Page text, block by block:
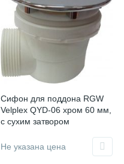
Сифон для поддона RGW
Velplex QYD-06 хром 60 мм,
с сухим затвором
Не указана цена